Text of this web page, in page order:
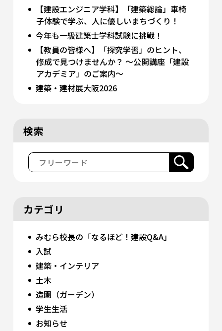
【建設エンジニア学科】「建築総論」車椅
子体験で学ぶ、人に優しいまちづくり！
今年も一級建築士学科試験に挑戦！
【教員の皆様へ】「探究学習」のヒント、
修成で見つけませんか？ 〜公開講座「建設
アカデミア」のご案内〜
建築・建材展大阪2026
検索
カテゴリ
みむら校長の「なるほど！建設Q&A」
入試
建築・インテリア
土木
造園（ガーデン）
学生生活
お知らせ